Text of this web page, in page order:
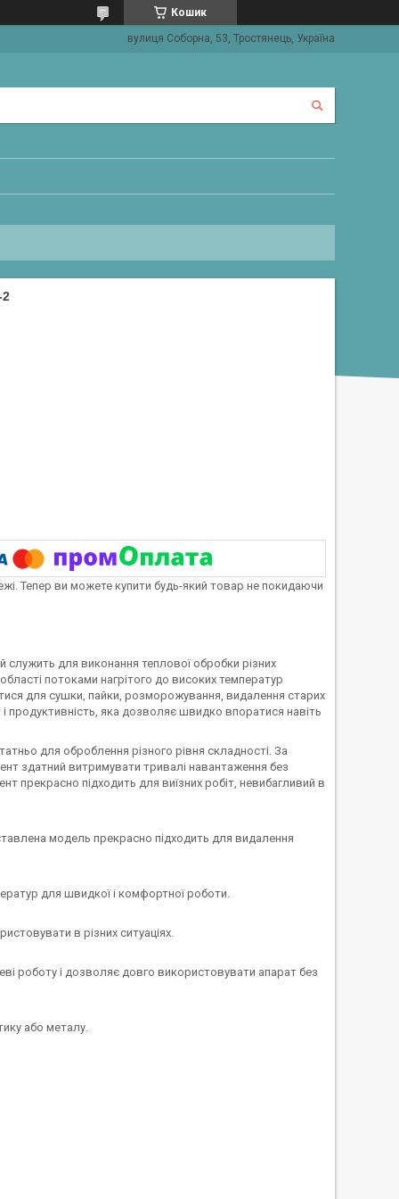
Кошик
вулиця Соборна, 53, Тростянець, Україна
Тепер ви можете купити будь-який товар не покидаючи
служить для виконання теплової обробки різних
потоками нагрітого до високих температур
для сушки, пайки, розморожування, видалення старих
яка дозволяє швидко впоратися навіть
для оброблення різного рівня складності. За
здатний витримувати тривалі навантаження без
прекрасно підходить для виїзних робіт, невибагливий в
модель прекрасно підходить для видалення
для швидкої і комфортної роботи.
в різних ситуаціях.
роботу і дозволяє довго використовувати апарат без
або металу.